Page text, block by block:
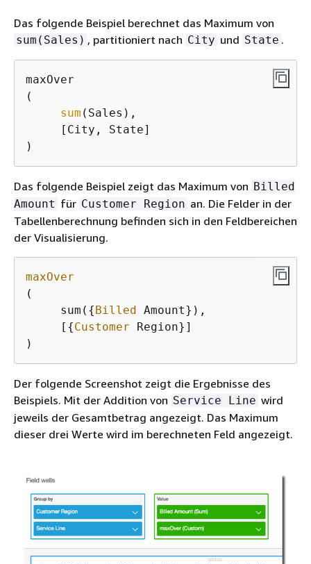
Das folgende Beispiel berechnet das Maximum von
sum(Sales) , partitioniert nach City und State .
maxOver
(
sum (Sales),
     [City, State]
)
Das folgende Beispiel zeigt das Maximum von Billed
Amount für Customer Region an. Die Felder in der
Tabellenberechnung befinden sich in den Feldbereichen
der Visualisierung.
maxOver
(
     sum(
{Billed Amount}),
     [
{Customer Region}]
)
Der folgende Screenshot zeigt die Ergebnisse des
Beispiels. Mit der Addition von Service Line wird
jeweils der Gesamtbetrag angezeigt. Das Maximum
dieser drei Werte wird im berechneten Feld angezeigt.